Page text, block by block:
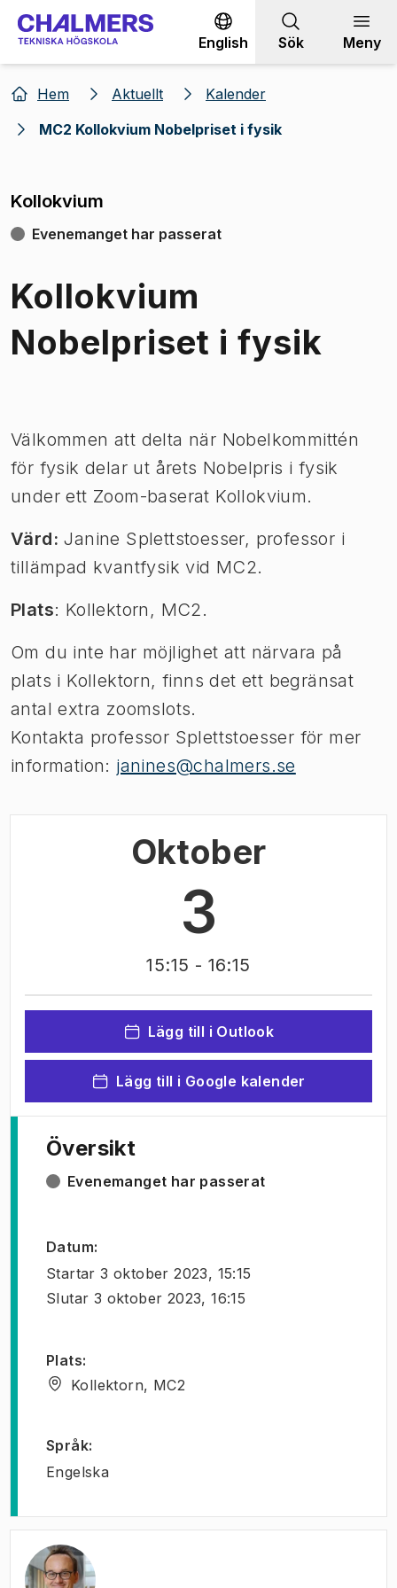
Gå till innehållet
English Sök Meny
Hem Aktuellt
Kalender
MC2 Kollokvium Nobelpriset i fysik
Kollokvium
Evenemanget har passerat
Kollokvium
Nobelpriset i fysik
Välkommen att delta när Nobelkommittén
för fysik delar ut årets Nobelpris i fysik
under ett Zoom-baserat Kollokvium.
Värd: Janine Splettstoesser, professor i
tillämpad kvantfysik vid MC2.
Plats: Kollektorn, MC2.
Om du inte har möjlighet att närvara på
plats i Kollektorn, finns det ett begränsat
antal extra zoomslots.
Kontakta professor Splettstoesser för mer
information: janines@chalmers.se
Oktober
3
15:15 - 16:15
Lägg till i Outlook
Lägg till i Google kalender
Översikt
Evenemanget har passerat
Datum:
Startar 3 oktober 2023, 15:15
Slutar 3 oktober 2023, 16:15
Plats:
Kollektorn, MC2
Språk:
Engelska